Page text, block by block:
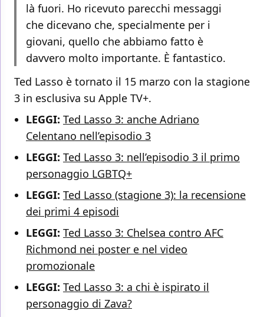
là fuori. Ho ricevuto parecchi messaggi
che dicevano che, specialmente per i
giovani, quello che abbiamo fatto è
davvero molto importante. È fantastico.
Ted Lasso è tornato il 15 marzo con la stagione
3 in esclusiva su Apple TV+.
LEGGI: Ted Lasso 3: anche Adriano
Celentano nell’episodio 3
LEGGI: Ted Lasso 3: nell’episodio 3 il primo
personaggio LGBTQ+
LEGGI: Ted Lasso (stagione 3): la recensione
dei primi 4 episodi
LEGGI: Ted Lasso 3: Chelsea contro AFC
Richmond nei poster e nel video
promozionale
LEGGI: Ted Lasso 3: a chi è ispirato il
personaggio di Zava?